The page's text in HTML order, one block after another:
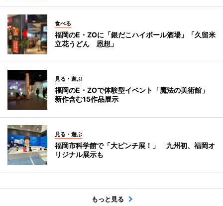
食べる
福岡のE・ZOに「銀だこハイボール酒場」「久留米
立花うどん 恩想」
見る・遊ぶ
福岡のE・ZOで体験型イベント「魔法の美術館」
新作含む15作品展示
見る・遊ぶ
福岡市科学館で「大ピンチ展！」 九州初、福岡オ
リジナル展示も
もっと見る